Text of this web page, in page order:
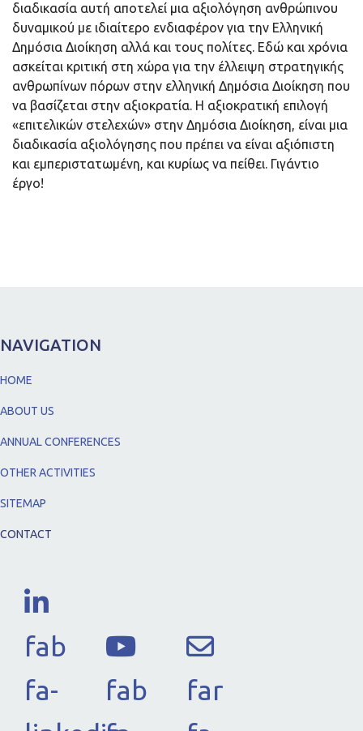
διαδικασία αυτή αποτελεί μια αξιολόγηση ανθρώπινου
δυναμικού με ιδιαίτερο ενδιαφέρον για την Ελληνική
Δημόσια Διοίκηση αλλά και τους πολίτες. Εδώ και χρόνια
ασκείται κριτική στη χώρα για την έλλειψη στρατηγικής
ανθρωπίνων πόρων στην ελληνική Δημόσια Διοίκηση που
να βασίζεται στην αξιοκρατία. Η αξιοκρατική επιλογή
«επιτελικών στελεχών» στην Δημόσια Διοίκηση, είναι μια
διαδικασία αξιολόγησης που πρέπει να είναι αξιόπιστη
και εμπεριστατωμένη, και κυρίως να πείθει. Γιγάντιο
έργο!
NAVIGATION
HOME
ABOUT US
ANNUAL CONFERENCES
OTHER ACTIVITIES
SITEMAP
CONTACT
fab
fa-
fab
far